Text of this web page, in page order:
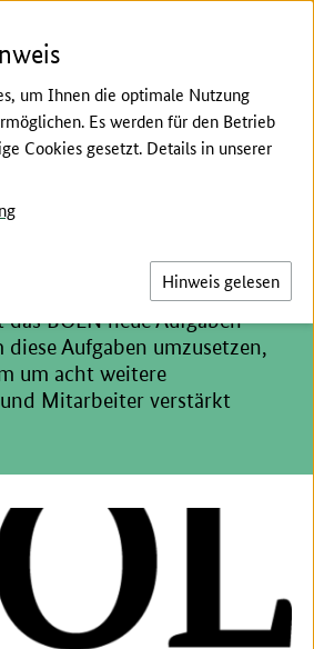
dieser Seite
und
BÖLN
Zukunftsstrategie ökologischer
das BÖLN neue Aufgaben
Aufgaben umzusetzen,
um acht weitere
Mitarbeiter verstärkt
um Ihnen die optimale Nutzung
Es werden für den Betrieb
Cookies gesetzt. Details in unserer
Hinweis gelesen